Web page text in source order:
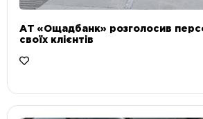
АТ «Ощадбанк» розголосив
своїх клієнтів